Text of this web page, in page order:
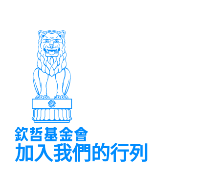
加入我們的行列